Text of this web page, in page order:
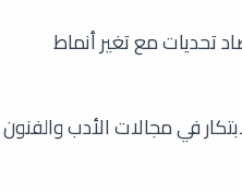
تحديات مع تغير أنماط
في مجالات الأدب والفنون